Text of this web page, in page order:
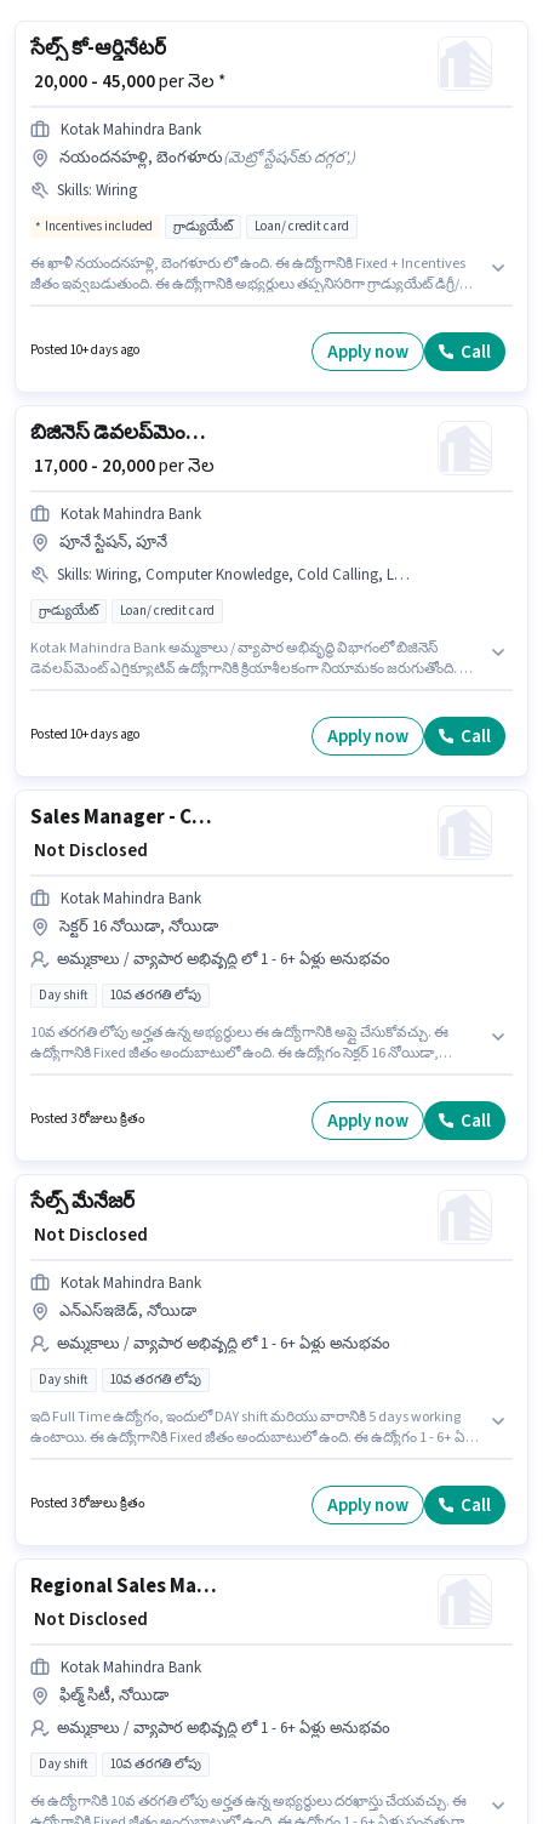
సేల్స్ కో-ఆర్డినేటర్
₹ 20,000 - 45,000per నెల *
Kotak Mahindra Bank
నయందనహళ్లి, బెంగళూరు(మెట్రో స్టేషన్‌కు దగ్గర',)
Skills: Wiring
Incentives included గ్రాడ్యుయేట్ Loan/ credit card
ఈ ఖాళీ నయందనహళ్లి, బెంగళూరు లో ఉంది. ఈ ఉద్యోగానికి Fixed + Incentives
జీతం ఇవ్వబడుతుంది. ఈ ఉద్యోగానికి అభ్యర్థులు తప్పనిసరిగా గ్రాడ్యుయేట్ డిగ్రీ/
జీతం ₹45000 ఉంటుంది. ఈ ఉద్యోగానికి అర్హత పొందేందుకు అభ్యర్థికి Wiring వంటి
Posted 10+ days ago Apply now Call
బిజినెస్ డెవలప్‌మెంట్ ఎగ్జిక్యూటివ్
₹ 17,000 - 20,000per నెల
Kotak Mahindra Bank
పూనే స్టేషన్, పూనే
Skills: Wiring, Computer Knowledge, Cold Calling, Lead Generation
గ్రాడ్యుయేట్ Loan/ credit card
Kotak Mahindra Bank అమ్మకాలు / వ్యాపార అభివృద్ధి విభాగంలో బిజినెస్
డెవలప్‌మెంట్ ఎగ్జిక్యూటివ్ ఉద్యోగానికి క్రియాశీలకంగా నియామకం జరుగుతోంది. ఈ
పూనే లో ఉంది. ఈ ఉద్యోగంలో అదనపు ప్రయోజనాలు Insurance, PF, Medical
Benefits ఉన్నాయి. ఈ ఉద్యోగానికి అభ్యర్థులు తప్పనిసరిగా గ్రాడ్యుయేట్ డిగ్రీ/
Posted 10+ days ago Apply now Call
Sales Manager - Credit Card Direct Sales
₹ Not Disclosed
Kotak Mahindra Bank
సెక్టర్ 16 నోయిడా, నోయిడా
అమ్మకాలు / వ్యాపార అభివృద్ధి లో 1 - 6+ ఏళ్లు అనుభవం
Day shift 10వ తరగతి లోపు
10వ తరగతి లోపు అర్హత ఉన్న అభ్యర్థులు ఈ ఉద్యోగానికి అప్లై చేసుకోవచ్చు. ఈ
ఉద్యోగానికి Fixed జీతం అందుబాటులో ఉంది. ఈ ఉద్యోగం సెక్టర్ 16 నోయిడా,
నియామకం జరుగుతోంది. ఈ ఉద్యోగం Full Time ప్రాతిపదికపై, DAY shift మరియు
వారానికి 5 days working ఉన్నాయి. ఈ ఉద్యోగం 1 - 6+ ఏళ్లు సంవత్సరాల
Posted 3 రోజులు క్రితం Apply now Call
సేల్స్ మేనేజర్
₹ Not Disclosed
Kotak Mahindra Bank
ఎన్‌ఎస్‌ఇజెడ్, నోయిడా
అమ్మకాలు / వ్యాపార అభివృద్ధి లో 1 - 6+ ఏళ్లు అనుభవం
Day shift 10వ తరగతి లోపు
ఇది Full Time ఉద్యోగం, ఇందులో DAY shift మరియు వారానికి 5 days working
ఉంటాయి. ఈ ఉద్యోగానికి Fixed జీతం అందుబాటులో ఉంది. ఈ ఉద్యోగం 1 - 6+ ఏళ్లు
అప్లై చేసుకోవచ్చు. ఈ ఖాళీ ఎన్‌ఎస్‌ఇజెడ్, నోయిడా లో ఉంది. Kotak Mahindra
Bank లో అమ్మకాలు / వ్యాపార అభివృద్ధి విభాగంలో సేల్స్ మేనేజర్ గా చేరండి.
Posted 3 రోజులు క్రితం Apply now Call
Regional Sales Manager - Commercial Acquisition
₹ Not Disclosed
Kotak Mahindra Bank
ఫిల్మ్ సిటీ, నోయిడా
అమ్మకాలు / వ్యాపార అభివృద్ధి లో 1 - 6+ ఏళ్లు అనుభవం
Day shift 10వ తరగతి లోపు
ఈ ఉద్యోగానికి 10వ తరగతి లోపు అర్హత ఉన్న అభ్యర్థులు దరఖాస్తు చేయవచ్చు. ఈ